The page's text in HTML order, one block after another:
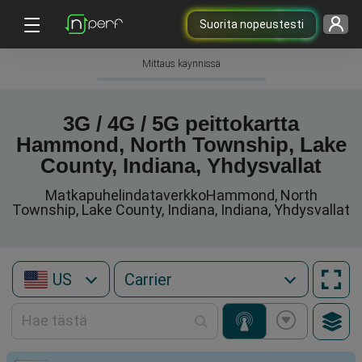
Suorita nopeustesti
Mittaus käynnissä
3G / 4G / 5G peittokartta
Hammond, North Township, Lake
County, Indiana, Yhdysvallat
MatkapuhelindataverkkoHammond, North
Township, Lake County, Indiana, Indiana, Yhdysvallat
US